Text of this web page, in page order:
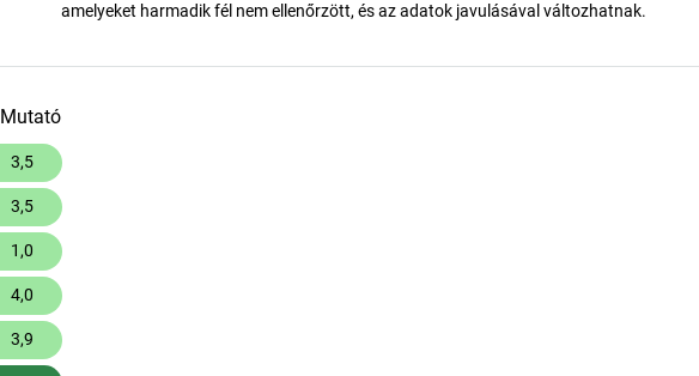
amelyeket harmadik fél nem ellenőrzött, és az adatok javulásával változhatnak.
Mutató
3,5
3,5
1,0
4,0
3,9